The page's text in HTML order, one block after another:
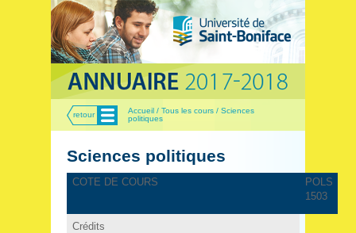
retour Menu
Accueil / Tous les cours / Sciences
politiques
Sciences politiques
COTE DE COURS
POLS
1503
Crédits